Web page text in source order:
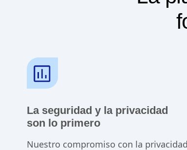
La seguridad y la privacidad
son lo primero
Nuestro compromiso con la privacidad